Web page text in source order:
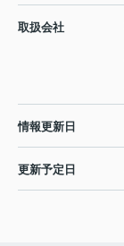
取扱会社
情報更新日
更新予定日